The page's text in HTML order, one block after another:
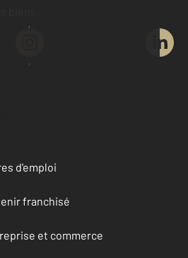
l'agence
une estimation
biens
à mon compte
d'emploi
franchisé
et commerce